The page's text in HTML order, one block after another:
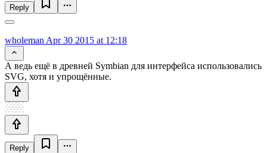
Reply
wholeman Apr 30 2015 at 12:18
А ведь ещё в древней Symbian для интерфейса использовались
SVG, хотя и упрощённые.
Reply